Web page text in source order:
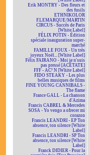
Erik MONTRY - Des fleurs et
des fusils
ETHNIKOLOR
F.LEMARQUE/MARTIN
CIRCUS - Succès de Paris
[White Label]
FÉLIX POTIN - Édition
spéciale inauguration super-
marché
FAMILLE FOUX - Un très
joyeux Noël... [White Label]
Félix FAIRANO - Moi je n'suis
pas pressé [ACÉTATE]
FFF - AC² N [White Label]
FIDO STEAKY - Les plus
belles musiques de films
FINE YOUNG CANNIBALS -
The flame
France GALL - La chanson
d'Azima
Francis CABREL & Mercedes
SOSA - Yo vengo a ofrecer mi
corazon
Francis LEANDRI - EP Ton
absence, ton silence [White
Label]
Francis LEANDRI - SP Ton
absence, ton silence [White
Label]
Franck DIDIER - Pour la